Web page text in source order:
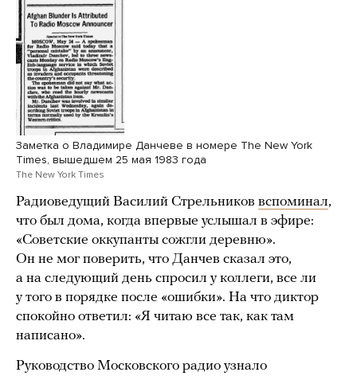
Заметка о Владимире Данчеве в номере The New York
Times, вышедшем 25 мая 1983 года
The New York Times
Радиоведущий Василий Стрельников вспоминал,
что был дома, когда впервые услышал в эфире:
«Советские оккупанты сожгли деревню».
Он не мог поверить, что Данчев сказал это,
а на следующий день спросил у коллеги, все ли
у того в порядке после «ошибки». На что диктор
спокойно ответил: «Я читаю все так, как там
написано».
Руководство Московского радио узнало